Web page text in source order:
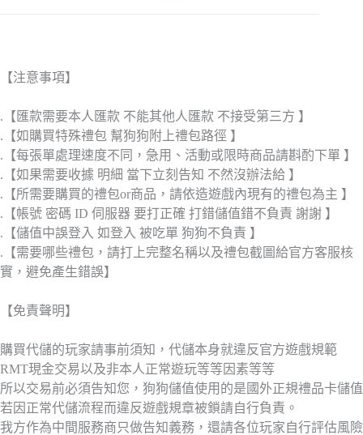
【注意事項】
.【匯款需要本人匯款 不能其他人匯款 不接受第三方 】
.【如購買特殊禮包 幫狗狗附上禮包路徑 】
.【每張單處理速度不同，急用、活動或限時商品請斟酌下單 】
.【如果需要收據 明細 當下立刻告知 不然沒辦法給 】
.【所需要購買的禮包or商品，請依造遊戲內現有的禮包為主 】
.【帳號 密碼 ID 伺服器 要打正確 打錯儲值錯不負責 謝謝 】
.【儲值中誤登入 如登入 被吃單 狗狗不負責 】
.【需要哪些禮包，請打上完整名稱以及禮包截圖給官方客服核
實，避免產生錯誤】
【免責聲明】
購買代儲的玩家請事前須知，代儲本身就違反官方遊戲規範
RMT現金交易以及非本人正常遊玩等等因素等等
所以交易前必須告知您，狗狗儲值使用的是國外正規禮品卡儲值
若因正常代儲流程而違反遊戲規章被鎖請自行負責。
我方作為中間服務商只做告知義務，還請各位玩家自行評估風險